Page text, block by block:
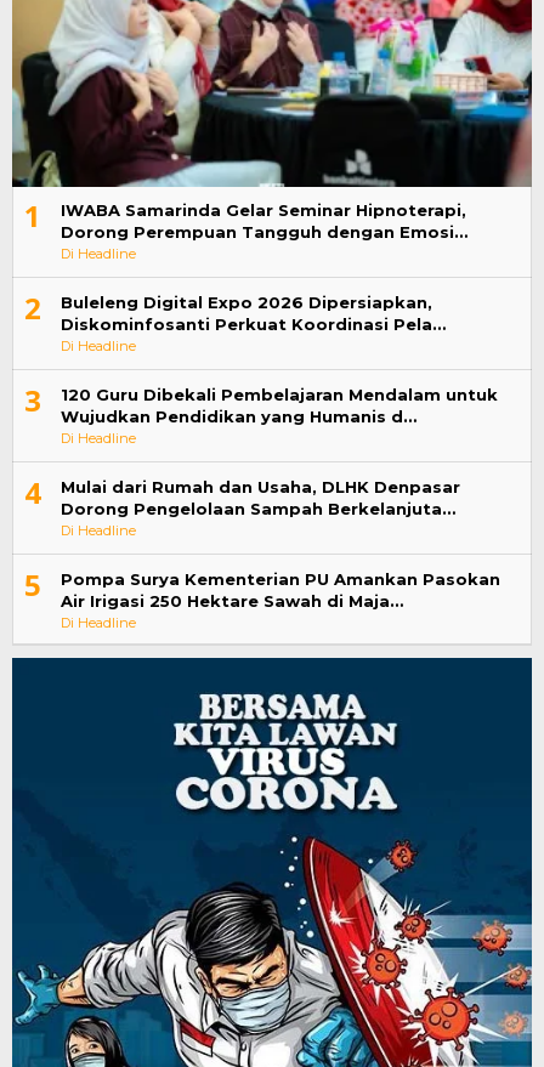
1
IWABA Samarinda Gelar Seminar Hipnoterapi,
Dorong Perempuan Tangguh dengan Emosi…
Di Headline
2
Buleleng Digital Expo 2026 Dipersiapkan,
Diskominfosanti Perkuat Koordinasi Pela…
Di Headline
3
120 Guru Dibekali Pembelajaran Mendalam untuk
Wujudkan Pendidikan yang Humanis d…
Di Headline
4
Mulai dari Rumah dan Usaha, DLHK Denpasar
Dorong Pengelolaan Sampah Berkelanjuta…
Di Headline
5
Pompa Surya Kementerian PU Amankan Pasokan
Air Irigasi 250 Hektare Sawah di Maja…
Di Headline